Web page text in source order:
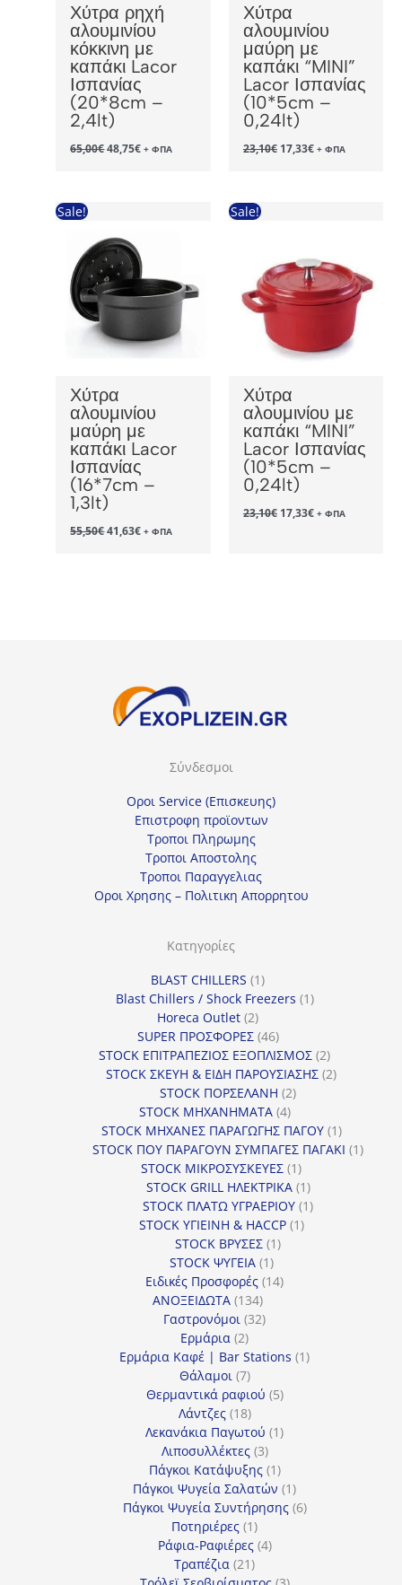
Χύτρα ρηχή
αλουμινίου
κόκκινη με
καπάκι Lacor
Ισπανίας
(20*8cm –
2,4lt)
65,00€ Original
price
48,75€Η+ ΦΠΑ
Χύτρα
αλουμινίου
μαύρη με
καπάκι “MINI”
Lacor Ισπανίας
(10*5cm –
0,24lt)
23,10€ Original
price
17,33€Η+ ΦΠΑ
Sale!
Χύτρα
αλουμινίου
μαύρη με
καπάκι Lacor
Ισπανίας
(16*7cm –
1,3lt)
55,50€ Original
price
41,63€Η+ ΦΠΑ
Sale!
Χύτρα
αλουμινίου με
καπάκι “MINI”
Lacor Ισπανίας
(10*5cm –
0,24lt)
23,10€ Original
price
17,33€Η+ ΦΠΑ
Σύνδεσμοι
Οροι Service (Επισκευης)
Επιστροφη προϊοντων
Τροποι Πληρωμης
Τροποι Αποστολης
Τροποι Παραγγελιας
Οροι Χρησης – Πολιτικη Απορρητου
Κατηγορίες
BLAST CHILLERS 11
προϊόν
Blast Chillers / Shock Freezers 11
Horeca Outlet 22
προϊόντα
SUPER ΠΡΟΣΦΟΡΕΣ 4646
προϊόντα
STOCK ΕΠΙΤΡΑΠΕΖΙΟΣ ΕΞΟΠΛΙΣΜΟΣ 22
προϊόντα
STOCK ΣΚΕΥΗ & ΕΙΔΗ ΠΑΡΟΥΣΙΑΣΗΣ 22
STOCK ΠΟΡΣΕΛΑΝΗ 22
STOCK ΜΗΧΑΝΗΜΑΤΑ 44
προϊόντα
STOCK ΜΗΧΑΝΕΣ ΠΑΡΑΓΩΓΗΣ ΠΑΓΟΥ 11
προϊόν
STOCK ΠΟΥ ΠΑΡΑΓΟΥΝ ΣΥΜΠΑΓΕΣ ΠΑΓΑΚΙ 11
STOCK ΜΙΚΡΟΣΥΣΚΕΥΕΣ 11
προϊόν
STOCK GRILL ΗΛΕΚΤΡΙΚΑ 11
προϊόν
STOCK ΠΛΑΤΩ ΥΓΡΑΕΡΙΟΥ 11
STOCK ΥΓΙΕΙΝΗ & HACCP 11
STOCK ΒΡΥΣΕΣ 11
STOCK ΨΥΓΕΙΑ 11
προϊόν
Ειδικές Προσφορές 1414
ΑΝΟΞΕΙΔΩΤΑ 134134
προϊόντα
Γαστρονόμοι 3232
Ερμάρια 22
προϊόντα
Ερμάρια Καφέ | Bar Stations 11
Θάλαμοι 77
προϊόντα
Θερμαντικά ραφιού 55
Λάντζες 1818
προϊόντα
Λεκανάκια Παγωτού 11
Λιποσυλλέκτες 33
προϊόντα
Πάγκοι Κατάψυξης 11
προϊόν
Πάγκοι Ψυγεία Σαλατών 11
προϊόν
Πάγκοι Ψυγεία Συντήρησης 66
Ποτηριέρες 11
προϊόν
Ράφια-Ραφιέρες 44
Τραπέζια 2121